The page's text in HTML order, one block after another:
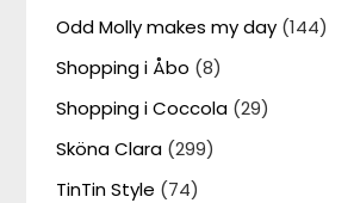
Odd Molly makes my day (144)
Shopping i Åbo (8)
Shopping i Coccola (29)
Sköna Clara (299)
TinTin Style (74)